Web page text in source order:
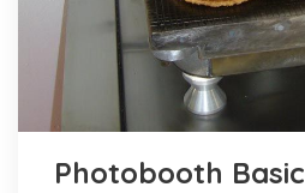
Photobooth Basic